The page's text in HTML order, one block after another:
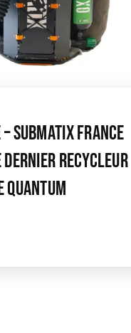
FRANCE
Dernier Recycleur
Quantum